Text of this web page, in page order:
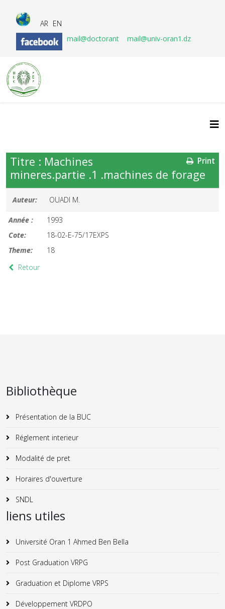
AR EN
mail@doctorant
mail@univ-oran1.dz
Print
Titre : Machines
mineres.partie .1 .machines de forage
Auteur: OUADI M.
Année :
1993
Cote:
18-02-E-75/17EXPS
Theme:
18
Retour
Bibliothèque
Présentation de la BUC
Réglement interieur
Modalité de pret
Horaires d'ouverture
SNDL
liens utiles
Université Oran 1 Ahmed Ben Bella
Post Graduation VRPG
Graduation et Diplome VRPS
Développement VRDPO